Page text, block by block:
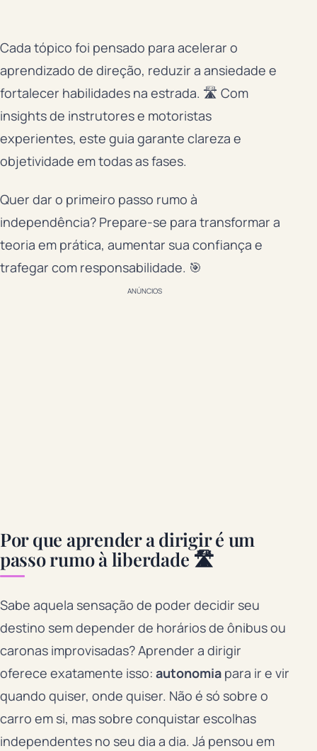
Cada tópico foi pensado para acelerar o
aprendizado de direção, reduzir a ansiedade e
fortalecer habilidades na estrada. 🛣️ Com
insights de instrutores e motoristas
experientes, este guia garante clareza e
objetividade em todas as fases.
Quer dar o primeiro passo rumo à
independência? Prepare-se para transformar a
teoria em prática, aumentar sua confiança e
trafegar com responsabilidade. 🎯
ANÚNCIOS
Por que aprender a dirigir é um
passo rumo à liberdade 🛣️
Sabe aquela sensação de poder decidir seu
destino sem depender de horários de ônibus ou
caronas improvisadas? Aprender a dirigir
oferece exatamente isso: autonomia para ir e vir
quando quiser, onde quiser. Não é só sobre o
carro em si, mas sobre conquistar escolhas
independentes no seu dia a dia. Já pensou em